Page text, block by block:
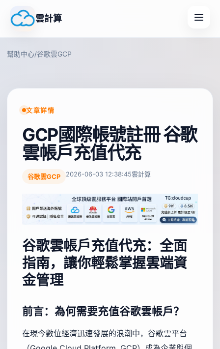
雲計算
幫助中心/谷歌雲GCP
文章詳情
GCP國際帳號註冊 谷歌
雲帳戶充值代充
谷歌雲GCP 2026-06-03 12:38:45雲計算
谷歌雲帳戶充值代充：全面
指南，讓你輕鬆掌握雲端資
金管理
前言：為何需要充值谷歌雲帳戶？
在現今數位經濟迅速發展的浪潮中，谷歌雲平台